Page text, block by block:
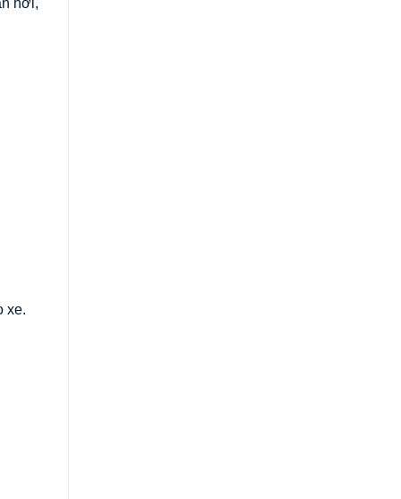
nơi,
xe.